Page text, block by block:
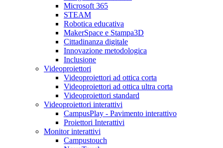
Microsoft 365
STEAM
Robotica educativa
MakerSpace e Stampa3D
Cittadinanza digitale
Innovazione metodologica
Inclusione
Videoproiettori
Videoproiettori ad ottica corta
Videoproiettori ad ottica ultra corta
Videoproiettori standard
Videoproiettori interattivi
CampusPlay - Pavimento interattivo
Proiettori Interattivi
Monitor interattivi
Campustouch